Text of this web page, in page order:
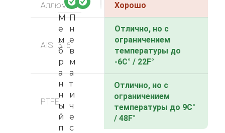
Аллюминий Хорошо
AISI 316
Отлично, но с
ограничением
температуры до
-6C° / 22F°
PTFE
Отлично, но с
ограничением
температуры до 9C°
/ 48F°
М
е
м
б
р
а
н
н
ы
й
п
П
н
е
в
м
а
т
и
ч
е
с